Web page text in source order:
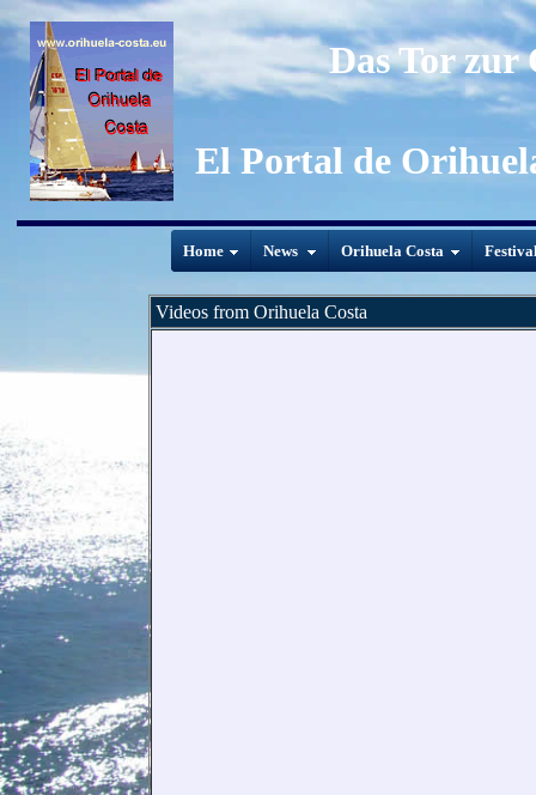
Das Tor zur
El Portal de
Home News Orihuela Costa
Videos from Orihuela Costa